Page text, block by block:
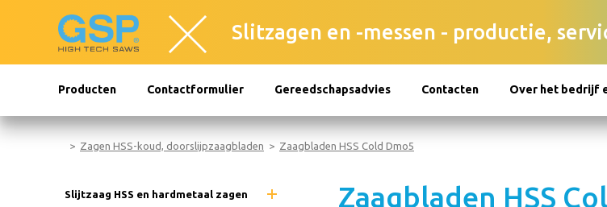
Slitzagen en -messen - productie,
Producten Contactformulier Gereedschapsadvies Contacten Over het bedrijf
Zagen HSS-koud, doorslijpzaagbladen Zaagbladen HSS Cold Dmo5
Slijtzaag HSS en hardmetaal zagen Zaagbladen HSS